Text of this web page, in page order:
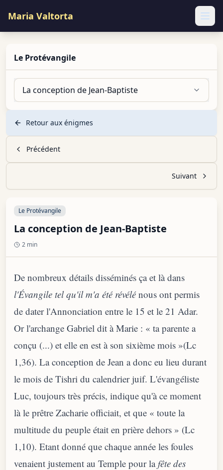
Maria Valtorta
Le Protévangile
La conception de Jean-Baptiste
Retour aux énigmes
Précédent
Suivant
Le Protévangile
La conception de Jean-Baptiste
2 min
De nombreux détails disséminés ça et là dans
l'Évangile tel qu'il m'a été révélénous ont permis
de dater l'Annonciation entre le 15 et le 21 Adar.
Or l'archange Gabriel dit à Marie : « ta parente a
conçu (...) et elle en est à son sixième mois »(Lc
1,36). La conception de Jean a donc eu lieu durant
le mois de Tishri du calendrier juif. L'évangéliste
Luc, toujours très précis, indique qu'à ce moment
là le prêtre Zacharie officiait, et que « toute la
multitude du peuple était en prière dehors » (Lc
1,10). Etant donné que chaque année les foules
venaient justement au Temple pour lafête des